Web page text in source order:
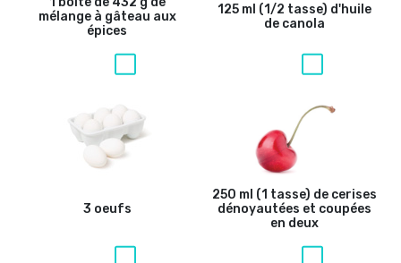
mélange à gâteau aux
épices
125 ml (1/2 tasse) d'huile
de canola
3 oeufs
250 ml (1 tasse) de cerises
dénoyautées et coupées
en deux